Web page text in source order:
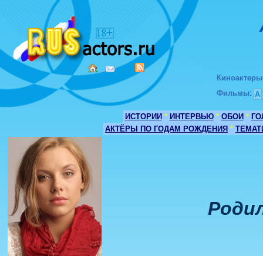
Киноактеры
Фильмы: А
ИСТОРИИ * ИНТЕРВЬЮ * ОБОИ *
АКТЁРЫ ПО ГОДАМ РОЖДЕНИЯ *